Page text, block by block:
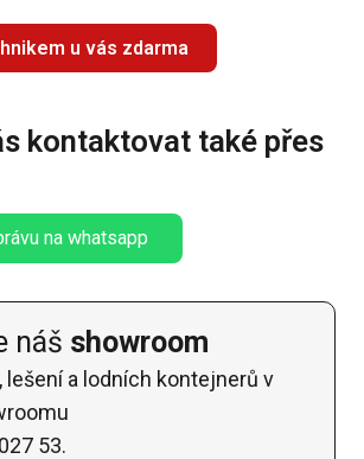
u vás zdarma
kontaktovat také přes
na whatsapp
náš showroom
lešení a lodních kontejnerů v
53.